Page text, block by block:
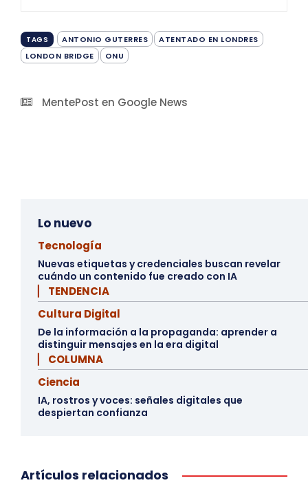
TAGS ANTONIO GUTERRES
ATENTADO EN LONDRES
LONDON BRIDGE
ONU
MentePost en Google News
Lo nuevo
Tecnología
Nuevas etiquetas y credenciales buscan revelar
cuándo un contenido fue creado con IA
▏ TENDENCIA
Cultura Digital
De la información a la propaganda: aprender a
distinguir mensajes en la era digital
▏ COLUMNA
Ciencia
IA, rostros y voces: señales digitales que
despiertan confianza
Artículos relacionados